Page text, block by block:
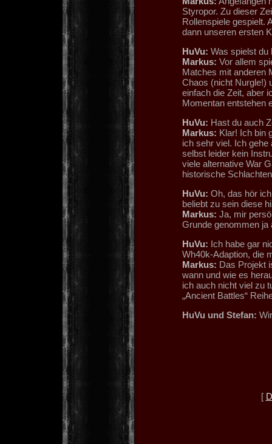
Styropor. Zu dieser
Rollenspiele gespielt.
dann unseren ersten
HuVu: Was spielst du
Markus: Vor allem
Matches mit anderen
Chaos (nicht Nurgle!)
einfach die Zeit, aber
Momentan entstehen
HuVu: Hast du auch
Markus: Klar! Ich bin
ich sehr viel. Ich
selbst leider kein
viele alternative War
historische
HuVu: Oh, das hör
beliebt zu sein diese
Markus: Ja, mir
Grunde genommen ja
HuVu: Ich habe gar
Wh40k-Adaption, die
Markus: Das Projekt
wann und wie es
ich auch nicht viel zu
„Ancient Battles“
HuVu und Stefan:
[